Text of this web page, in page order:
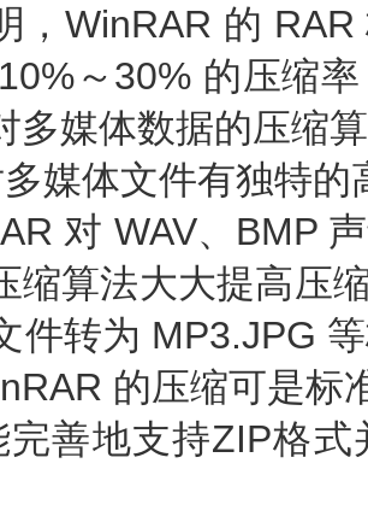
，WinRAR 的
～30% 的压缩
多媒体数据的压缩
体文件有独特的
对 WAV、BMP 声
缩算法大大提高压
件转为 MP3.JPG
的压缩可是标
地支持ZIP格式